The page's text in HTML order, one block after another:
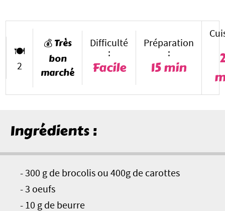
🍽️
2
💰 Très
bon
marché
Difficulté
:
Facile
Préparation
:
15 min
Ingrédients :
- 300 g de brocolis ou 400g de carottes
- 3 oeufs
- 10 g de beurre